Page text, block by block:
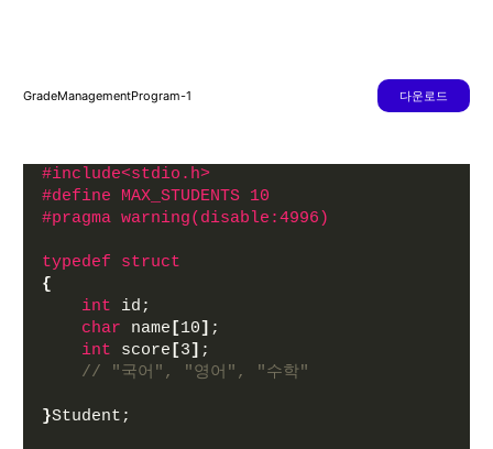
GradeManagementProgram-1 다운로드
#include<stdio.h>
#define MAX_STUDENTS 10
#pragma warning(disable:4996)
typedef
struct
{
int id;
char name [10] ;
int score [3] ;
// "국어", "영어", "수학"
}Student;